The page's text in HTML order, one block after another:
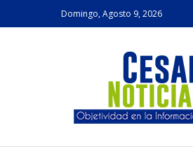
Domingo, Agosto 9, 2026